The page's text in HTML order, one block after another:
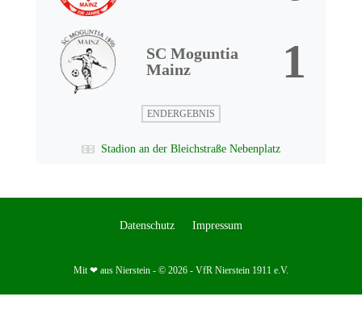
SC Moguntia
Mainz
1
ENDERGEBNIS
Stadion an der Bleichstraße Nebenplatz
Datenschutz Impressum
Mit ❤ aus Nierstein - © 2026 - VfR Nierstein 1911 e.V.